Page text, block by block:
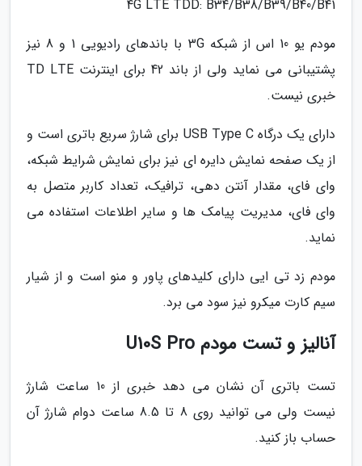
4G LTE TDD: B34/B38/B39/B40/B41
مودم یو 10 اس از شبکه 3G با باندهای رادیویی 1 و 8 نیز
پشتیبانی می نماید ولی از باند 42 برای اینترنت TD LTE
خبری نیست.
دارای یک درگاه USB Type C برای شارژ سریع باتری است و
از یک صفحه نمایش دایره ای نیز برای نمایش شرایط شبکه،
وای فای، مقدار آنتن دهی، ترافیک، تعداد کاربر متصل به
وای فای، مدیریت پیامک ها و سایر اطلاعات استفاده می
نماید.
مودم زد تی ایی دارای کلیدهای پاور و منو است و از شیار
سیم کارت میکرو نیز سود می برد.
آنالیز و تست مودم U10S Pro
تست باتری آن نشان می دهد خبری از 10 ساعت شارژ
نیست ولی می توانید روی 8 تا 8.5 ساعت دوام شارژ آن
حساب باز کنید.